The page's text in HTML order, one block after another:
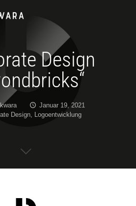
Design
Januar 19, 2021
Design, Logoentwicklung